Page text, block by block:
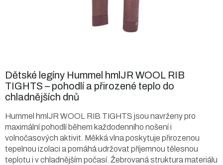
Dětské legíny Hummel hmlJR WOOL RIB
TIGHTS – pohodlí a přirozené teplo do
chladnějších dnů
Hummel hmlJR WOOL RIB TIGHTS jsou navrženy pro
maximální pohodlí během každodenního nošení i
volnočasových aktivit. Měkká vlna poskytuje přirozenou
tepelnou izolaci a pomáhá udržovat příjemnou tělesnou
teplotu i v chladnějším počasí. Žebrovaná struktura materiálu